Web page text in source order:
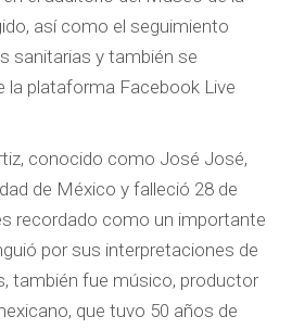
así como el seguimiento
sanitarias y también se
la plataforma Facebook Live
conocido como José José,
de México y falleció 28 de
recordado como un importante
por sus interpretaciones de
también fue músico, productor
que tuvo 50 años de